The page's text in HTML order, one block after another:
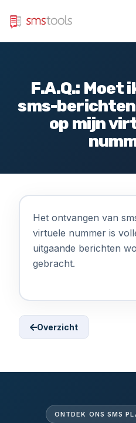
F.A.Q.: Moet
sms-
op mijn
Het ontvangen van
virtuele nummer is
uitgaande berichten
gebracht.
Overzicht
ONTDEK ONS SMS